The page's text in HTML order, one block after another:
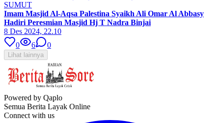
SUMUT
Imam Masjid Al-Aqsa Palestina Syaikh Ali Omar Al Abbasy
Hadiri Peresmian Masjid Hj T Nadra Binjai
8 Des 2024, 22.10
0
6 0
Lihat lainnya
Powered by Qaplo
Semua Berita Layak Online
Connect with us